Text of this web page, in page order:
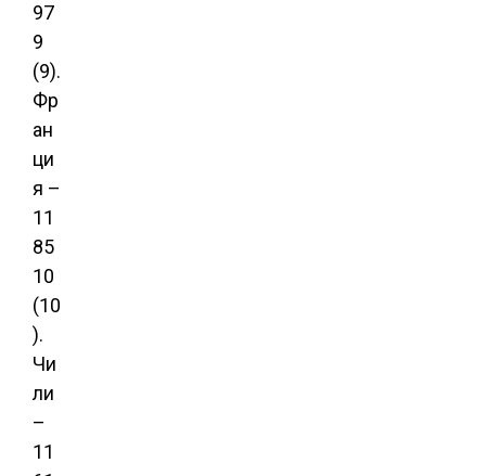
97
9
(9).
Фр
ан
ци
я –
11
85
10
(10
).
Чи
ли
–
11